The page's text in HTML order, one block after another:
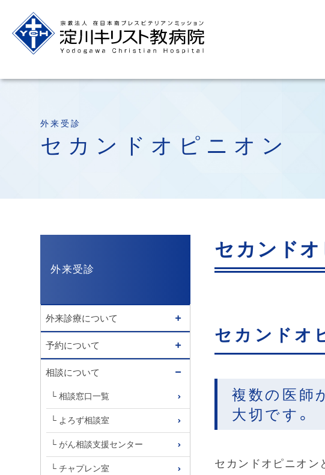
外来受診
セカンドオピニオン
外来受診
外来診療について
予約について
相談について
相談窓口一覧
よろず相談室
がん相談支援センター
チャプレン室
セカンド
セカンドオ
複数の医師
大切です。
セカンドオピニオン